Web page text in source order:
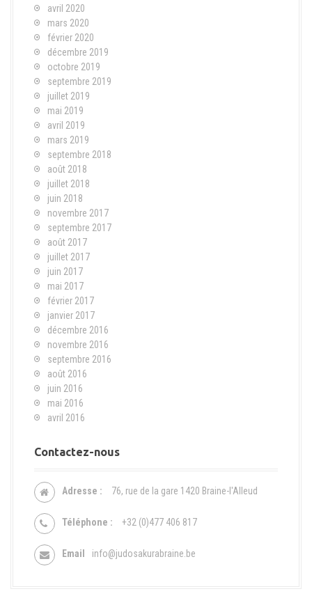
avril 2020
mars 2020
février 2020
décembre 2019
octobre 2019
septembre 2019
juillet 2019
mai 2019
avril 2019
mars 2019
septembre 2018
août 2018
juillet 2018
juin 2018
novembre 2017
septembre 2017
août 2017
juillet 2017
juin 2017
mai 2017
février 2017
janvier 2017
décembre 2016
novembre 2016
septembre 2016
août 2016
juin 2016
mai 2016
avril 2016
Contactez-nous
Adresse : 76, rue de la gare 1420 Braine-l'Alleud
Téléphone : +32 (0)477 406 817
Email info@judosakurabraine.be